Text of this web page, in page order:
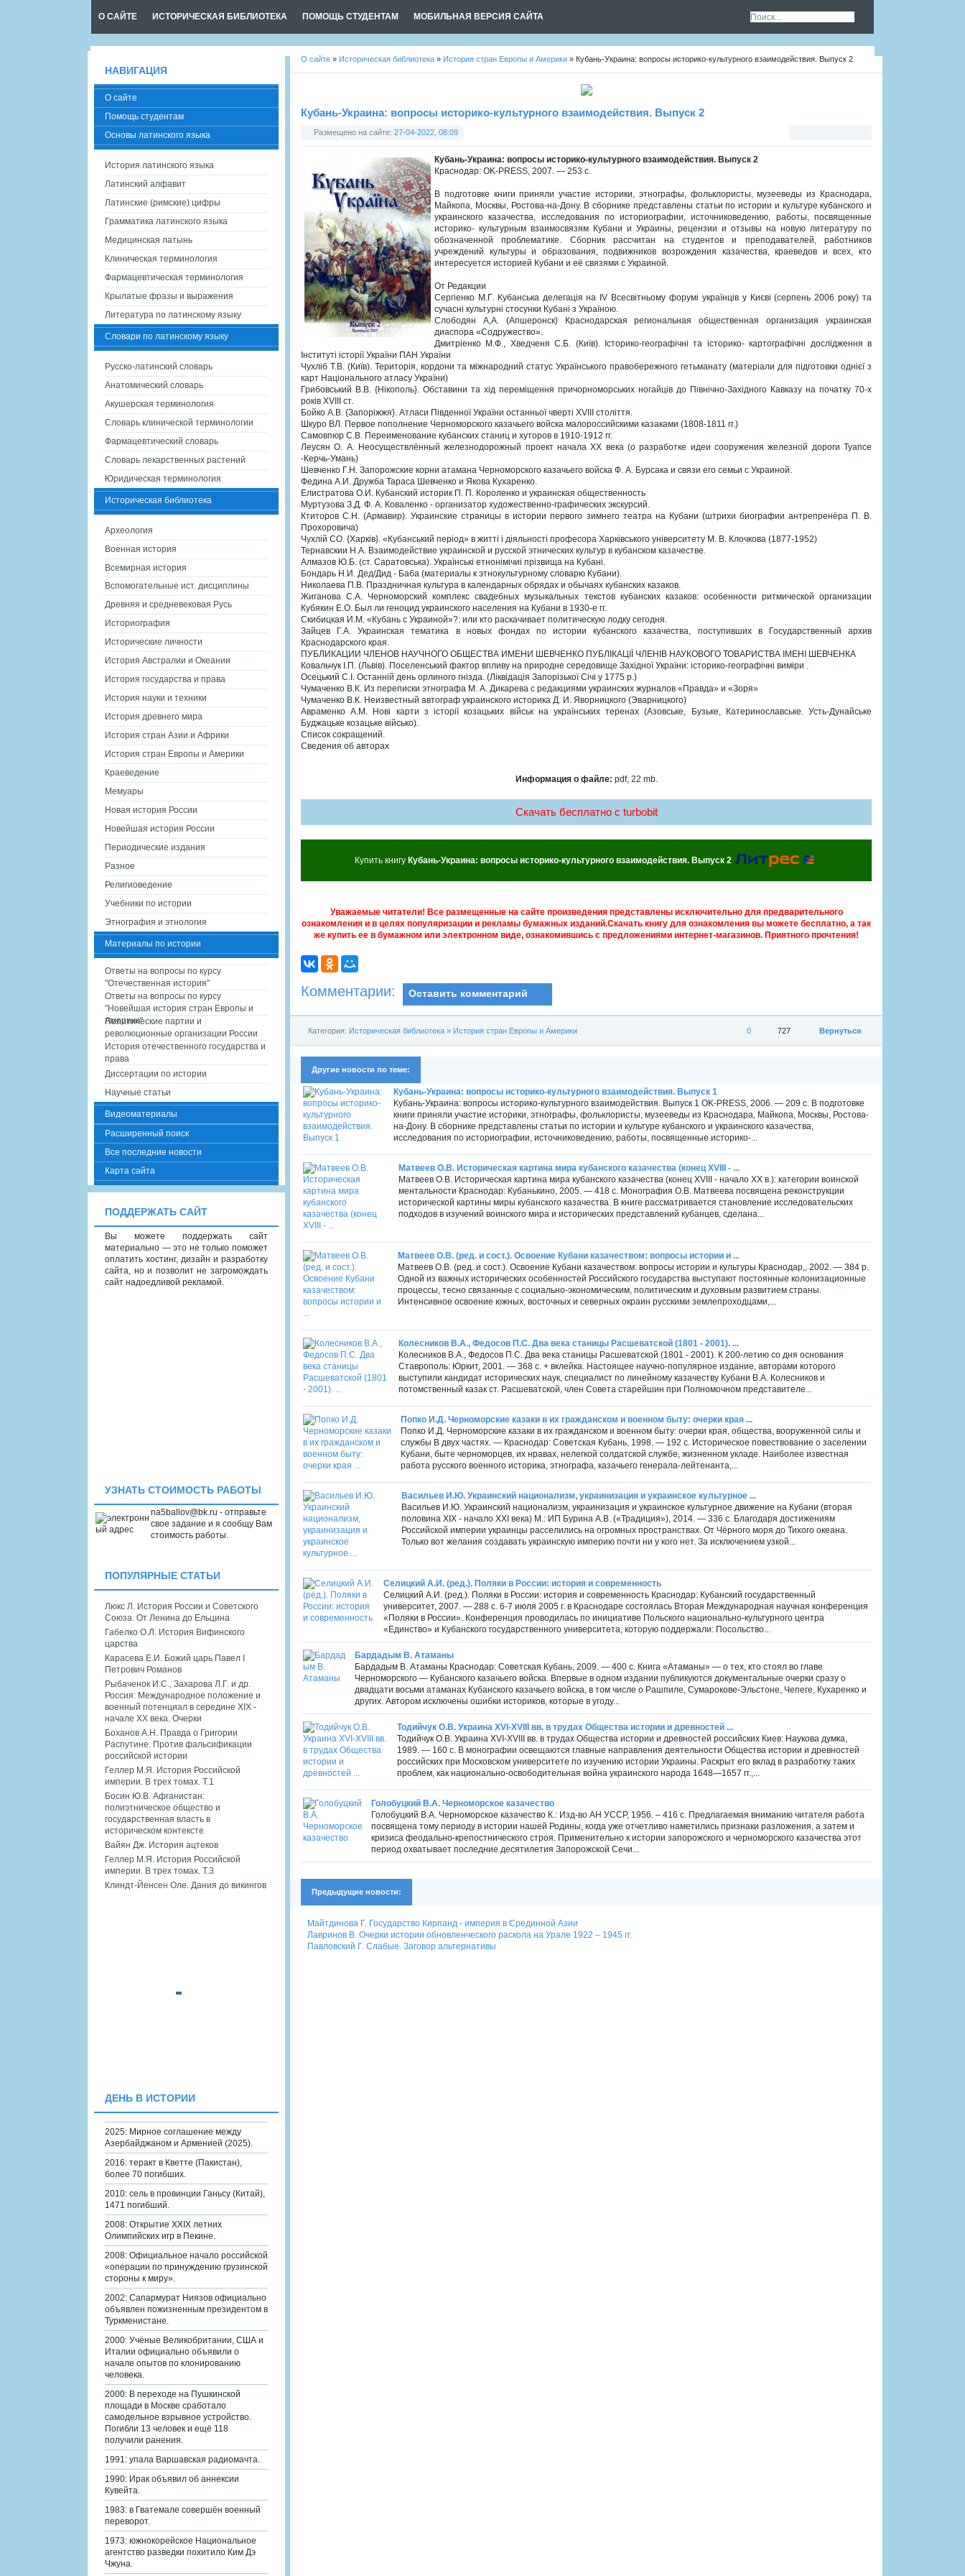
О САЙТЕ ИСТОРИЧЕСКАЯ БИБЛИОТЕКА ПОМОЩЬ СТУДЕНТАМ МОБИЛЬНАЯ ВЕРСИЯ САЙТА
О сайте » Историческая библиотека » История стран Европы и Америки » Кубань-Украина: вопросы историко-культурного взаимодействия. Выпуск 2
Кубань-Украина: вопросы историко-культурного взаимодействия. Выпуск 2
Размещено на сайте: 27-04-2022, 08:09
Кубань-Украина: вопросы историко-культурного взаимодействия. Выпуск 2
Краснодар: OK-PRESS, 2007. — 253 с.
В подготовке книги приняли участие историки, этнографы, фольклористы, музееведы из Краснодара,
Майкопа, Москвы, Ростова-на-Дону. В сборнике представлены статьи по истории и культуре кубанского и
украинского казачества, исследования по историографии, источниковедению, работы, посвященные
историко- культурным взаимосвязям Кубани и Украины, рецензии и отзывы на новую литературу по
обозначенной проблематике. Сборник рассчитан на студентов и преподавателей, работников
учреждений культуры и образования, подвижников возрождения казачества, краеведов и всех, кто
интересуется историей Кубани и её связями с Украиной.
От Редакции
Сергіенко М.Г. Кубанська делегація на IV Всесвітньому форумі українців у Києві (серпень 2006 року) та
сучасні культурні стосунки Кубані з Україною.
Слободян А,А. (Апшеронск) Краснодарская региональная общественная организация украинская
диаспора «Содружество».
Дмитріенко М.Ф., Хведченя С.Б. (Київ). Історико-географічні та історико- картографічні дослідження в
Інституті історії України ПАН України
Чухліб Т.В. (Київ). Територія, кордони та міжнародний статус Українського правобережного гетьманату (матеріали для підготовки однієї з
карт Національного атласу України)
Грибовський В.В. {Нікополь}. Обставини та хід переміщення причорноморських ногайців до Північно-Західного Кавказу на початку 70-х
років XVIII ст.
Бойко А.В. {Запоріжжя}. Атласи Південної України останньої чверті XVIII століття.
Шкуро ВЛ. Первое пополнение Черноморского казачьего войска малороссийскими казаками (1808-1811 гг.)
Самовпюр С.В. Переименование кубанских станиц и хуторов в 1910-1912 гг.
Леусян О. А. Неосуществлённый железнодорожный проект начала XX века (о разработке идеи сооружения железной дороги Туапсе
-Керчь-Умань)
Шевченко Г.Н. Запорожские корни атамана Черноморского казачьего войска Ф. А. Бурсака и связи его семьи с Украиной.
Федина А.И. Дружба Тараса Шевченко и Якова Кухаренко.
Елистратова О.И. Кубанский историк П. П. Короленко и украинская общественность
Муртузова З.Д. Ф. А. Коваленко - организатор художественно-графических экскурсий.
Ктиторов C.Н. (Армавир). Украинские страницы в истории первого зимнего театра на Кубани (штрихи биографии антрепренёра П. В.
Прохоровича)
Чухлій СО. {Харків}. «Кубанський період» в житті і діяльності професора Харківського університету М. В. Клочкова (1877-1952)
Тернавскии Н.А. Взаимодействие украинской и русской этнических культур в кубанском казачестве.
Алмазов Ю.Б. (ст. Саратовська). Українські етнонімічиі прізвища на Кубані.
Бондарь Н.И. Дед/Дид - Баба (материалы к этнокультурному словарю Кубани).
Николаева П.В. Праздничная культура в календарных обрядах и обычаях кубанских казаков.
Жиганова С.А. Черноморский комплекс свадебных музыкальных текстов кубанских казаков: особенности ритмической организации
Кубякин Е.О. Был ли геноцид украинского населения на Кубани в 1930-е гг.
Скибицкая И.М. «Кубань с Украиной»?: или кто раскачивает политическую лодку сегодня.
Зайцев Г.А. Украинская тематика в новых фондах по истории кубанского казачества, поступивших в Государственный архив
Краснодарского края.
ПУБЛИКАЦИИ ЧЛЕНОВ НАУЧНОГО ОБЩЕСТВА ИМЕНИ ШЕВЧЕНКО ПУБЛІКАЦІЇ ЧЛЕНІВ НАУКОВОГО ТОВАРИСТВА ІМЕНІ ШЕВЧЕНКА
Ковальчук І.П. (Львів). Поселенський фактор впливу на природне середовище Західної України: історико-географічні виміри .
Осецький С.І. Останній день орлиного гнізда. (Ліквідація Запорізької Січі у 1775 р.)
Чумаченко В.К. Из переписки этнографа М. А. Дикарева с редакциями украинских журналов «Правда» и «Зоря»
Чумаченко В.К. Неизвестный автограф украинского историка Д. И. Яворницкого (Эварницкого)
Авраменко А.М. Нові карти з історії козацьких військ на українських теренах (Азовське, Бузьке, Катеринославське. Усть-Дунайське
Буджацьке козацьке військо).
Список сокращений.
Сведения об авторах
Информация о файле: pdf, 22 mb.
Скачать бесплатно c turbobit
Купить книгу Кубань-Украина: вопросы историко-культурного взаимодействия. Выпуск 2
Уважаемые читатели! Все размещенные на сайте произведения представлены исключительно для предварительного
ознакомления и в целях популяризации и рекламы бумажных изданий.Скачать книгу для ознакомления вы можете бесплатно, а так
же купить ее в бумажном или электронном виде, ознакомившись с предложениями интернет-магазинов. Приятного прочтения!
Комментарии: Оставить комментарий
Вернуться
727
0
Категория: Историческая библиотека » История стран Европы и Америки
Другие новости по теме:
Кубань-Украина: вопросы историко-культурного взаимодействия. Выпуск 1
Кубань-Украина: вопросы историко-культурного взаимодействия. Выпуск 1 OK-PRESS, 2006. — 209 с. В подготовке
книги приняли участие историки, этнографы, фольклористы, музееведы из Краснодара, Майкопа, Москвы, Ростова-
на-Дону. В сборнике представлены статьи по истории и культуре кубанского и украинского казачества,
исследования по историографии, источниковедению, работы, посвященные историко-...
Матвеев О.В. Историческая картина мира кубанского казачества (конец XVIII - ...
Матвеев О.В. Историческая картина мира кубанского казачества (конец XVIII - начало XX в.): категории воинской
ментальности Краснодар: Кубанькино, 2005. — 418 с. Монография О.В. Матвеева посвящена реконструкции
исторической картины миры кубанского казачества. В книге рассматривается становление исследовательских
подходов в изучений воинского мира и исторических представлений кубанцев, сделана...
Матвеев О.В. (ред. и сост.). Освоение Кубани казачеством: вопросы истории и ...
Матвеев О.В. (ред. и сост.). Освоение Кубани казачеством: вопросы истории и культуры Краснодар,, 2002. — 384 p.
Одной из важных исторических особенностей Российского государства выступают постоянные колонизационные
процессы, тесно связанные с социально-экономическим, политическим и духовным развитием страны.
Интенсивное освоение южных, восточных и северных окраин русскими землепроходцами,...
Колесников В.А., Федосов П.С. Два века станицы Расшеватской (1801 - 2001). ...
Колесников В.А., Федосов П.С. Два века станицы Расшеватской (1801 - 2001). К 200-летию со дня основания
Ставрополь: Юркит, 2001. — 368 с. + вклейка. Настоящее научно-популярное издание, авторами которого
выступили кандидат исторических наук, специалист по линейному казачеству Кубани В.А. Колесников и
потомственный казак ст. Расшеватской, член Совета старейшин при Полномочном представителе...
Попко И.Д. Черноморские казаки в их гражданском и военном быту: очерки края ...
Попко И.Д. Черноморские казаки в их гражданском и военном быту: очерки края, общества, вооруженной силы и
службы В двух частях. — Краснодар: Советская Кубань, 1998. — 192 с. Историческое повествование о заселении
Кубани, быте черноморцев, их нравах, нелегкой солдатской службе, жизненном укладе. Наиболее известная
работа русского военного историка, этнографа, казачьего генерала-лейтенанта,...
Васильев И.Ю. Украинский национализм, украинизация и украинское культурное ...
Васильев И.Ю. Украинский национализм, украинизация и украинское культурное движение на Кубани (вторая
половина XIX - начало XXI века) М.: ИП Бурина А.В. («Традиция»), 2014. — 336 с. Благодаря достижениям
Российской империи украинцы расселились на огромных пространствах. От Чёрного моря до Тихого океана.
Только вот желания создавать украинскую империю почти ни у кого нет. За исключением узкой...
Селицкий А.И. (ред.). Поляки в России: история и современность
Селицкий А.И. (ред.). Поляки в России: история и современность Краснодар: Кубанский государственный
университет, 2007. — 288 с. 6-7 июля 2005 г. в Краснодаре состоялась Вторая Международная научная конференция
«Поляки в России». Конференция проводилась по инициативе Польского национально-культурного центра
«Единство» и Кубанского государственного университета, которую поддержали: Посольство...
Бардадым В. Атаманы
Бардадым В. Атаманы Краснодар: Советская Кубань, 2009. — 400 с. Книга «Атаманы» — о тех, кто стоял во главе
Черноморского — Кубанского казачьего войска. Впервые в одном издании публикуются документальные очерки сразу о
двадцати восьми атаманах Кубанского казачьего войска, в том числе о Рашпиле, Сумарокове-Эльстоне, Чепеге, Кухаренко и
других. Автором исключены ошибки историков, которые в угоду...
Тодийчук О.В. Украина XVI-XVIII вв. в трудах Общества истории и древностей ...
Тодийчук О.В. Украина XVI-XVIII вв. в трудах Общества истории и древностей российских Киев: Наукова думка,
1989. — 160 с. В монографии освещаются главные направления деятельности Общества истории и древностей
российских при Московском университете по изучению истории Украины. Раскрыт его вклад в разработку таких
проблем, как национально-освободительная война украинского народа 1648—1657 гг.,...
Голобуцкий В.А. Черноморское казачество
Голобуцкий В.А. Черноморское казачество К.: Изд-во АН УССР, 1956. – 416 с. Предлагаемая вниманию читателя работа
посвящена тому периоду в истории нашей Родины, когда уже отчетливо наметились признаки разложения, а затем и
кризиса феодально-крепостнического строя. Применительно к истории запорожского и черноморского казачества этот
период охватывает последние десятилетия Запорожской Сечи...
Предыдущие новости:
Майтдинова Г. Государство Кирпанд - империя в Срединной Азии
Лавринов В. Очерки истории обновленческого раскола на Урале 1922 – 1945 гг.
Павловский Г. Слабые. Заговор альтернативы
НАВИГАЦИЯ
О сайте
Помощь студентам
Основы латинского языка
История латинского языка
Латинский алфавит
Латинские (римские) цифры
Грамматика латинского языка
Медицинская латынь
Клиническая терминология
Фармацевтическая терминология
Крылатые фразы и выражения
Литература по латинскому языку
Словари по латинскому языку
Русско-латинский словарь
Анатомический словарь
Акушерская терминология
Словарь клинической терминологии
Фармацевтический словарь
Словарь лекарственных растений
Юридическая терминология
Историческая библиотека
Археология
Военная история
Всемирная история
Вспомогательные ист. дисциплины
Древняя и средневековая Русь
Историография
Исторические личности
История Австралии и Океании
История государства и права
История науки и техники
История древнего мира
История стран Азии и Африки
История стран Европы и Америки
Краеведение
Мемуары
Новая история России
Новейшая история России
Периодические издания
Разное
Религиоведение
Учебники по истории
Этнография и этнология
Материалы по истории
Ответы на вопросы по курсу
"Отечественная история"
Ответы на вопросы по курсу
"Новейшая история стран Европы и
Америки"
Политические партии и
революционные организации России
История отечественного государства и
права
Диссертации по истории
Научные статьи
Видеоматериалы
Расширенный поиск
Все последние новости
Карта сайта
ПОДДЕРЖАТЬ САЙТ
Вы можете поддержать сайт
материально — это не только поможет
оплатить хостинг, дизайн и разработку
сайта, но и позволит не загромождать
сайт надоедливой рекламой.
УЗНАТЬ СТОИМОСТЬ РАБОТЫ
na5ballov@bk.ru - отправьте
свое задание и я сообщу Вам
стоимость работы.
ПОПУЛЯРНЫЕ СТАТЬИ
Люкс Л. История России и Советского
Союза. От Ленина до Ельцина
Габелко О.Л. История Вифинского
царства
Карасева Е.И. Божий царь Павел I
Петрович Романов
Рыбаченок И.С., Захарова Л.Г. и др.
Россия: Международное положение и
военный потенциал в середине XIX -
начале XX века. Очерки
Боханов А.Н. Правда о Григории
Распутине. Против фальсификации
российской истории
Геллер М.Я. История Российской
империи. В трех томах. Т.1
Босин Ю.В. Афганистан:
полиэтническое общество и
государственная власть в
историческом контексте
Вайян Дж. История ацтеков
Геллер М.Я. История Российской
империи. В трех томах. Т.3
Клиндт-Йенсен Оле. Дания до викингов
ДЕНЬ В ИСТОРИИ
2025: Мирное соглашение между
Азербайджаном и Арменией (2025).
2016: теракт в Кветте (Пакистан),
более 70 погибших.
2010: сель в провинции Ганьсу (Китай),
1471 погибший.
2008: Открытие XXIX летних
Олимпийских игр в Пекине.
2008: Официальное начало российской
«операции по принуждению грузинской
стороны к миру».
2002: Сапармурат Ниязов официально
объявлен пожизненным президентом в
Туркменистане.
2000: Учёные Великобритании, США и
Италии официально объявили о
начале опытов по клонированию
человека.
2000: В переходе на Пушкинской
площади в Москве сработало
самодельное взрывное устройство.
Погибли 13 человек и ещё 118
получили ранения.
1991: упала Варшавская радиомачта.
1990: Ирак объявил об аннексии
Кувейта.
1983: в Гватемале совершён военный
переворот.
1973: южнокорейское Национальное
агентство разведки похитило Ким Дэ
Чжуна.